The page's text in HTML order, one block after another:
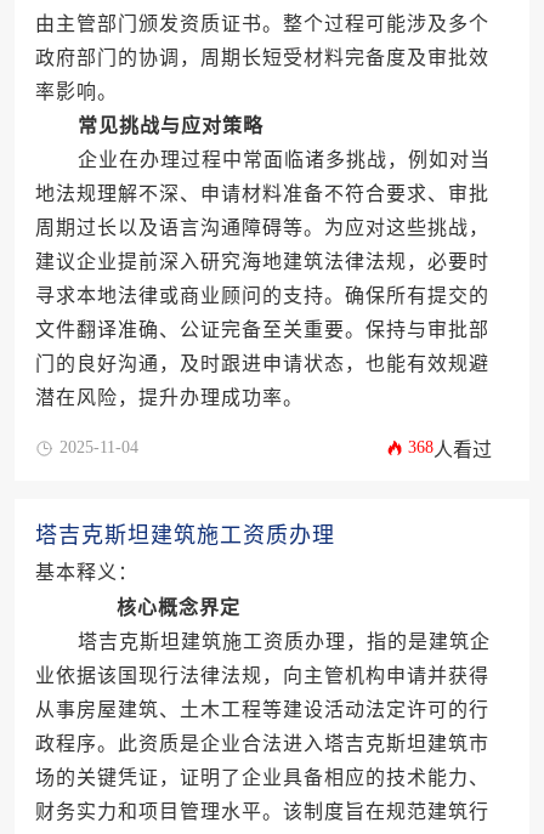
由主管部门颁发资质证书。整个过程可能涉及多个
政府部门的协调，周期长短受材料完备度及审批效
率影响。
常见挑战与应对策略
企业在办理过程中常面临诸多挑战，例如对当
地法规理解不深、申请材料准备不符合要求、审批
周期过长以及语言沟通障碍等。为应对这些挑战，
建议企业提前深入研究海地建筑法律法规，必要时
寻求本地法律或商业顾问的支持。确保所有提交的
文件翻译准确、公证完备至关重要。保持与审批部
门的良好沟通，及时跟进申请状态，也能有效规避
潜在风险，提升办理成功率。
2025-11-04 368人看过
塔吉克斯坦建筑施工资质办理
基本释义：
核心概念界定
塔吉克斯坦建筑施工资质办理，指的是建筑企
业依据该国现行法律法规，向主管机构申请并获得
从事房屋建筑、土木工程等建设活动法定许可的行
政程序。此资质是企业合法进入塔吉克斯坦建筑市
场的关键凭证，证明了企业具备相应的技术能力、
财务实力和项目管理水平。该制度旨在规范建筑行